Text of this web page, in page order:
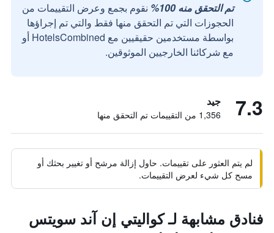
تم التحقق منه 100%
نقوم بجمع وعرض التقييمات من
الحجوزات التي تم التحقق منها فقط والتي تم إجراؤها
بواسطة مستخدمين حقيقيين مع HotelsCombined أو
مع شركائنا الخارجيين الموثوقين.
7.3 جيد
1,356 من التقييمات تم التحقق منها
لم يتم العثور على تقييمات. حاول إزالة مرشح أو تغيير بحثك أو
مسح كل شيء لعرض التقييمات.
فنادق مشابهة لـ كواليتي إن آند سويتس